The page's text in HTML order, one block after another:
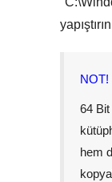
NOT!
64 Bit
hem